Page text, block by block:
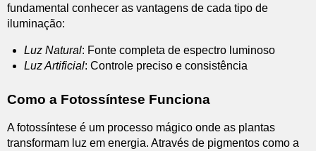
fundamental conhecer as vantagens de cada tipo de
iluminação:
Luz Natural: Fonte completa de espectro luminoso
Luz Artificial: Controle preciso e consistência
Como a Fotossíntese Funciona
A fotossíntese é um processo mágico onde as plantas
transformam luz em energia. Através de pigmentos como a